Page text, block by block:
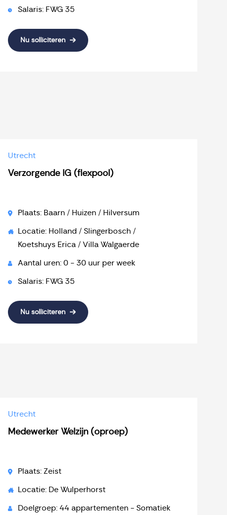
Salaris: FWG 35
Nu solliciteren
Utrecht
Verzorgende IG (flexpool)
Plaats: Baarn / Huizen / Hilversum
Locatie: Holland / Slingerbosch /
Koetshuys Erica / Villa Walgaerde
Aantal uren: 0 - 30 uur per week
Salaris: FWG 35
Nu solliciteren
Utrecht
Medewerker Welzijn (oproep)
Plaats: Zeist
Locatie: De Wulperhorst
Doelgroep: 44 appartementen - Somatiek